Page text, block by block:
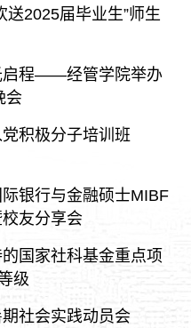
送2025届毕业生”师生
启程——经管学院举办
会
积极分子培训班
银行与金融硕士MIBF
友分享会
国家社科基金重点项
级
社会实践动员会